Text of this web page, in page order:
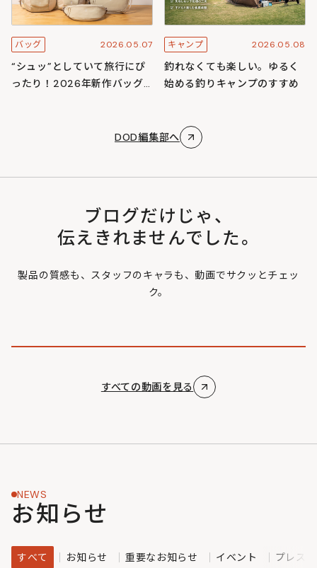
バッグ 2026.05.07
“シュッ”としていて旅行にぴ
ったり！2026年新作バッグ
キャンプ 2026.05.08
釣れなくても楽しい。ゆるく
始める釣りキャンプのすすめ
DOD編集部へ
ブログだけじゃ、
伝えきれませんでした。
製品の質感も、スタッフのキャラも、動画でサクッとチェッ
ク。
すべての動画を見る
NEWS
お知らせ
すべて お知らせ 重要なお知らせ イベント プレス